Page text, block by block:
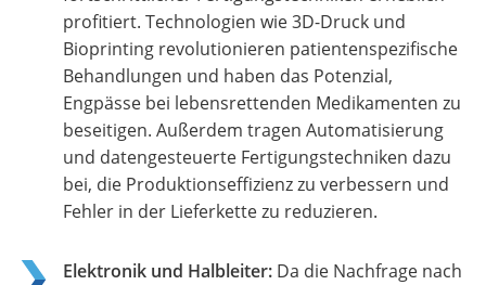
profitiert. Technologien wie 3D-Druck und
Bioprinting revolutionieren patientenspezifische
Behandlungen und haben das Potenzial,
Engpässe bei lebensrettenden Medikamenten zu
beseitigen. Außerdem tragen Automatisierung
und datengesteuerte Fertigungstechniken dazu
bei, die Produktionseffizienz zu verbessern und
Fehler in der Lieferkette zu reduzieren.
Elektronik und Halbleiter: Da die Nachfrage nach